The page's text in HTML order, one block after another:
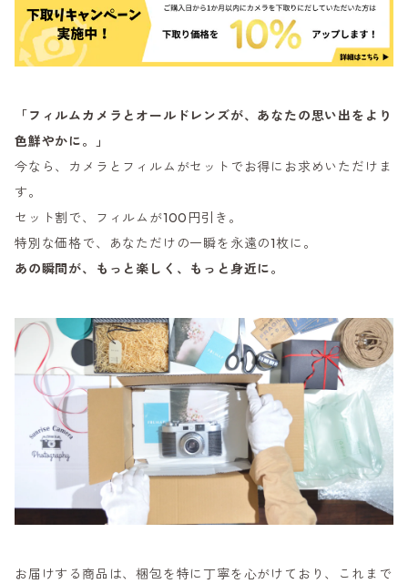
「フィルムカメラとオールドレンズが、あなたの思い出をより
色鮮やかに。」
今なら、カメラとフィルムがセットでお得にお求めいただけま
す。
セット割で、フィルムが100円引き。
特別な価格で、あなただけの一瞬を永遠の1枚に。
あの瞬間が、もっと楽しく、もっと身近に。
お届けする商品は、梱包を特に丁寧を心がけており、これまで